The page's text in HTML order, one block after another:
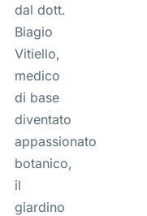
dal dott.
Biagio
Vitiello,
medico
di base
diventato
appassionato
botanico,
il
giardino